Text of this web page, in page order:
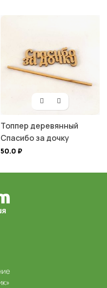
Топпер деревянный
Спасибо за дочку
50.0 ₽